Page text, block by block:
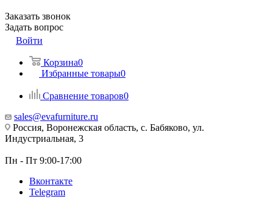
Заказать звонок
Задать вопрос
Войти
Корзина0
Избранные товары0
Сравнение товаров0
sales@evafurniture.ru
Россия, Воронежская область, с. Бабяково, ул.
Индустриальная, 3
Пн - Пт 9:00-17:00
Вконтакте
Telegram